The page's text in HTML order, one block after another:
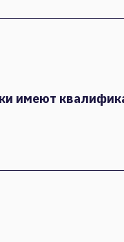
имеют